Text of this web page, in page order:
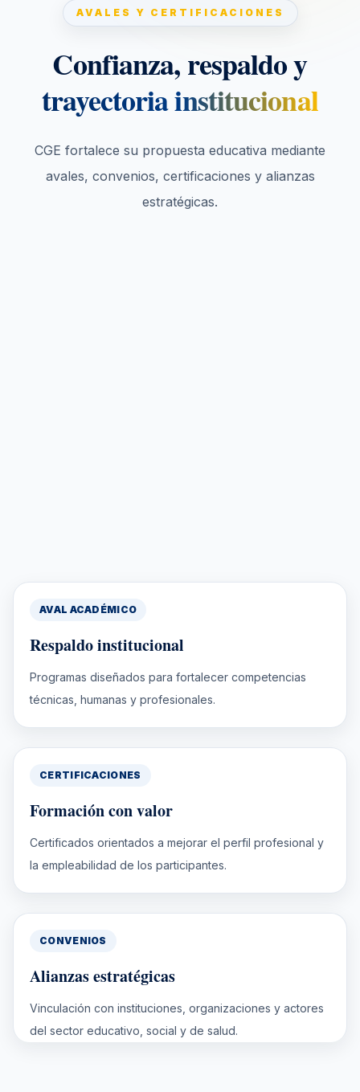
AVALES Y CERTIFICACIONES
Confianza, respaldo y
trayectoria institucional
CGE fortalece su propuesta educativa mediante
avales, convenios, certificaciones y alianzas
estratégicas.
AVAL ACADÉMICO
Respaldo institucional
Programas diseñados para fortalecer competencias
técnicas, humanas y profesionales.
CERTIFICACIONES
Formación con valor
Certificados orientados a mejorar el perfil profesional y
la empleabilidad de los participantes.
CONVENIOS
Alianzas estratégicas
Vinculación con instituciones, organizaciones y actores
del sector educativo, social y de salud.